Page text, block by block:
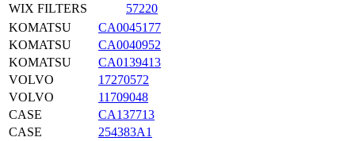
WIX FILTERS
57220
KOMATSU
CA0045177
KOMATSU
CA0040952
KOMATSU
CA0139413
VOLVO
17270572
VOLVO
11709048
CASE
CA137713
CASE
254383A1